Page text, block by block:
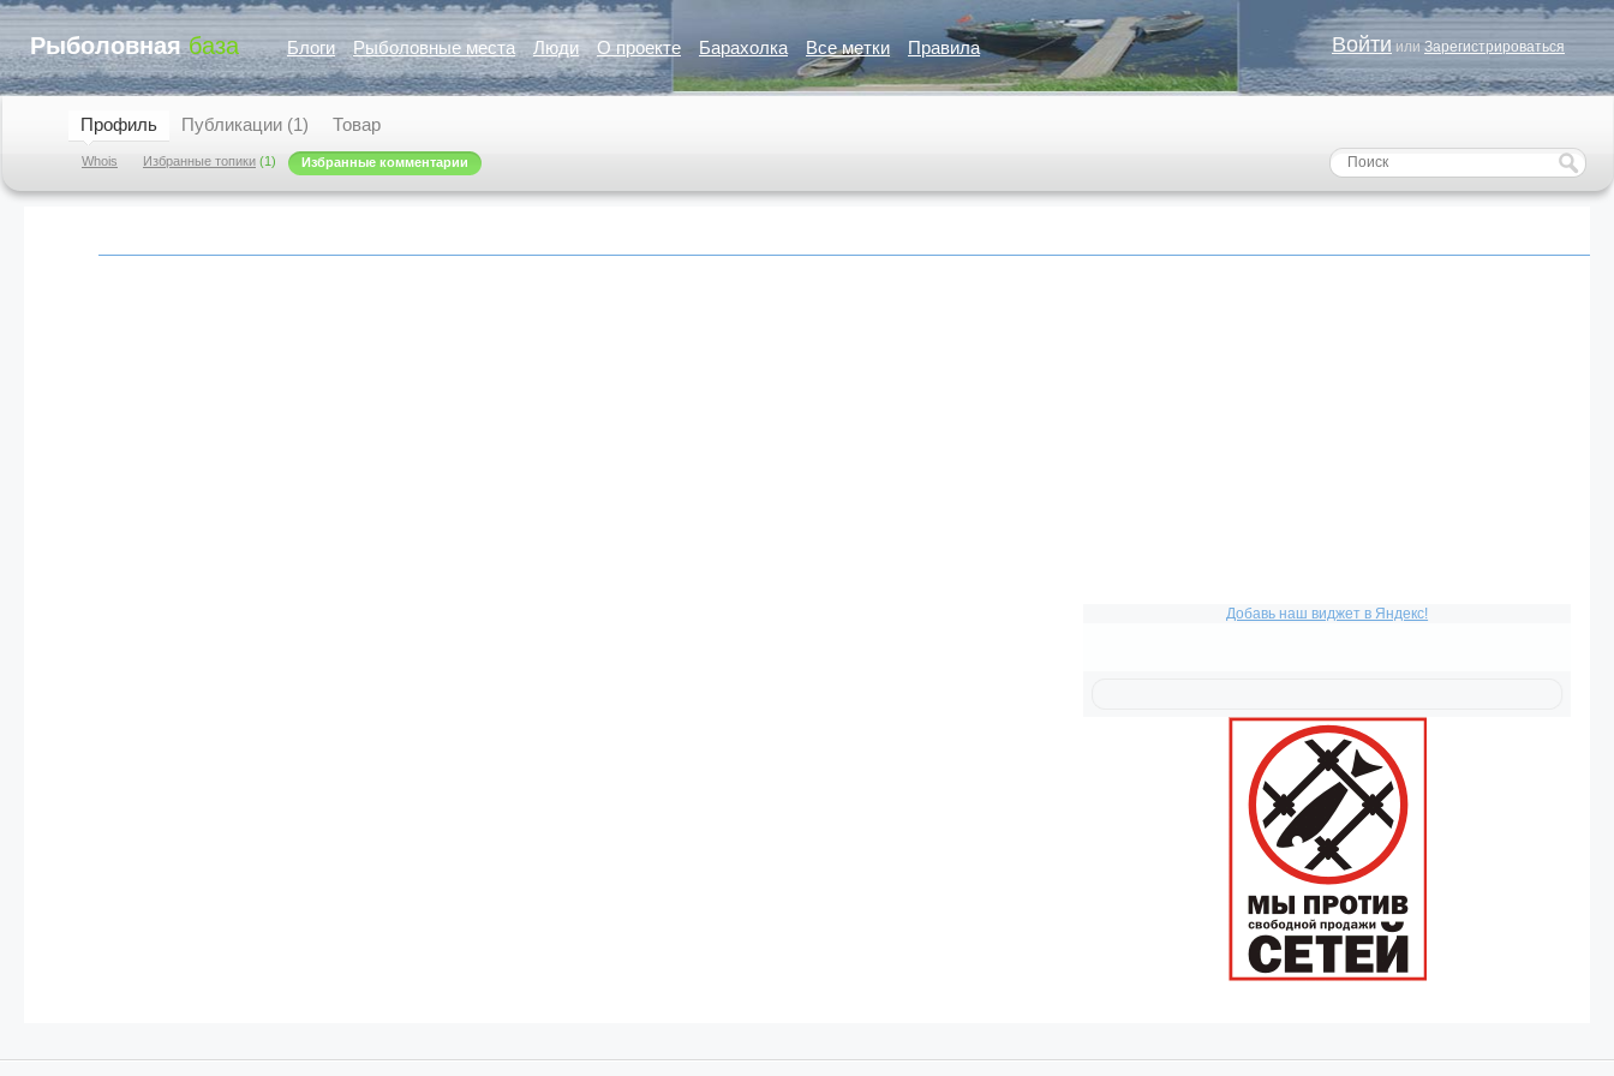
Рыболовнаябаза Блоги Рыболовные места Люди О проекте Барахолка Все метки Правила Войти или Зарегистрироваться
Профиль
Whois Избранные топики (1) Избранные комментарии
Публикации (1) Товар
Добавь наш виджет в Яндекс!